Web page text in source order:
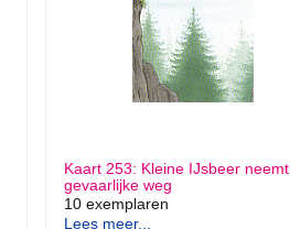
Kaart 253: Kleine IJsbeer neemt
gevaarlijke weg
10 exemplaren
Lees meer...